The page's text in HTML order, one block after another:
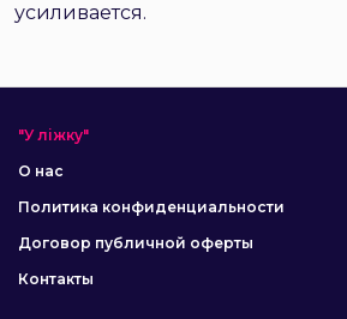
усиливается.
"У ліжку"
О нас
Политика конфиденциальности
Договор публичной оферты
Контакты